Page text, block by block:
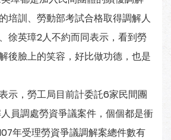
培訓、勞動部考試合格取得調解人
徐英璋2人不約而同表示，看到勞
後臉上的笑容，好比做功德，也是
示，勞工局目前計委託6家民間團
員調處勞資爭議案件，個個都是衝
年受理勞資爭議調解案總件數有